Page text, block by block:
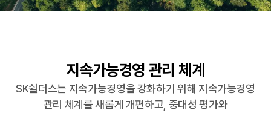
지속가능경영 관리 체계
SK쉴더스는 지속가능경영을 강화하기 위해 지속가능경영
관리 체계를 새롭게 개편하고, 중대성 평가와